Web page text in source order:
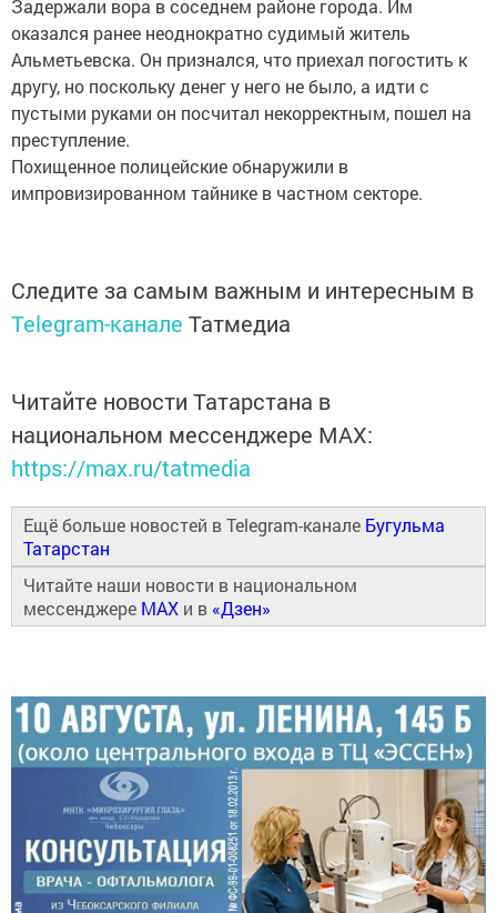
Задержали вора в соседнем районе города. Им
оказался ранее неоднократно судимый житель
Альметьевска. Он признался, что приехал погостить к
другу, но поскольку денег у него не было, а идти с
пустыми руками он посчитал некорректным, пошел на
преступление.
Похищенное полицейские обнаружили в
импровизированном тайнике в частном секторе.
Следите за самым важным и интересным в
Telegram-канале Татмедиа
Читайте новости Татарстана в
национальном мессенджере MАХ:
https://max.ru/tatmedia
Ещё больше новостей в Telegram-канале Бугульма
Татарстан
Читайте наши новости в национальном
мессенджере MAX и в «Дзен»